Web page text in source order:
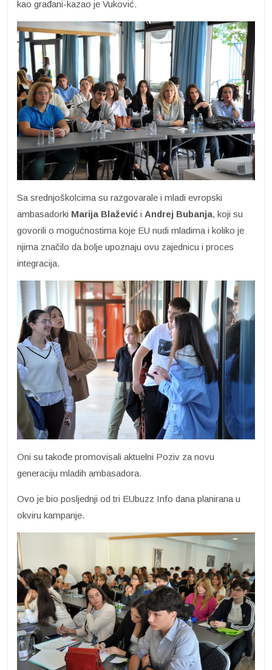
kao građani-kazao je Vuković.
Sa srednjoškolcima su razgovarale i mladi evropski
ambasadorki Marija Blažević i Andrej Bubanja, koji su
govorili o mogućnostima koje EU nudi mladima i koliko je
njima značilo da bolje upoznaju ovu zajednicu i proces
integracija.
Oni su takođe promovisali aktuelni Poziv za novu
generaciju mladih ambasadora.
Ovo je bio posljednji od tri EUbuzz Info dana planirana u
okviru kampanje.